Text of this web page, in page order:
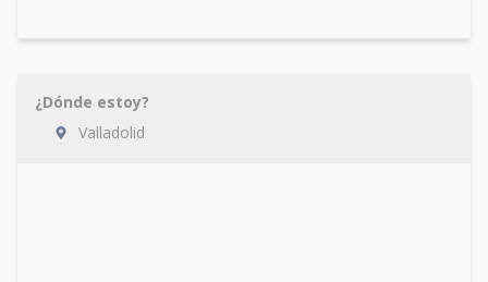
¿Dónde estoy?
Valladolid